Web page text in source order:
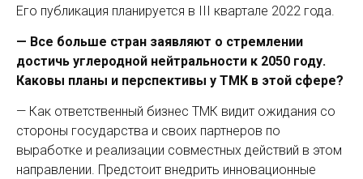
Его публикация планируется в III квартале 2022 года.
— Все больше стран заявляют о стремлении
достичь углеродной нейтральности к 2050 году.
Каковы планы и перспективы у ТМК в этой сфере?
— Как ответственный бизнес ТМК видит ожидания со
стороны государства и своих партнеров по
выработке и реализации совместных действий в этом
направлении. Предстоит внедрить инновационные